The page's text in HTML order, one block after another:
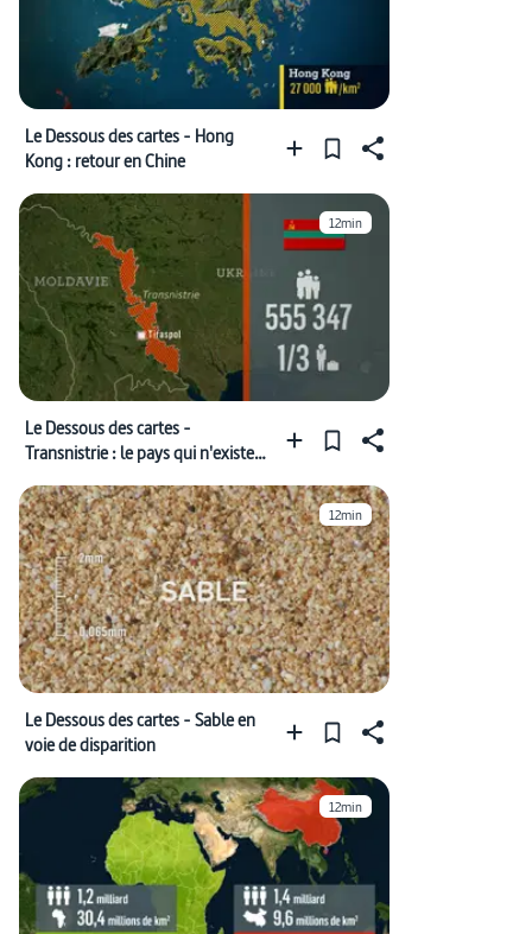
Le Dessous des cartes - Hong
Kong : retour en Chine
12min
Le Dessous des cartes -
Transnistrie : le pays qui n'existe
12min
Le Dessous des cartes - Sable en
voie de disparition
12min